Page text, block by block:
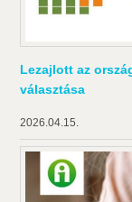
Lezajlott az
választása
2026.04.15.